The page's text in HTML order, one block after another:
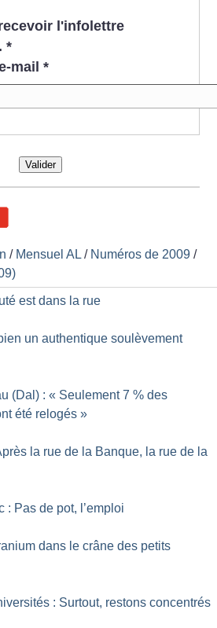
l'infolettre
*
mail *
Valider
/ Mensuel AL / Numéros de 2009 /
est dans la rue
un authentique soulèvement
(Dal) : « Seulement 7 % des
été relogés »
la rue de la Banque, la rue de la
: Pas de pot, l’emploi
dans le crâne des petits
: Surtout, restons concentrés